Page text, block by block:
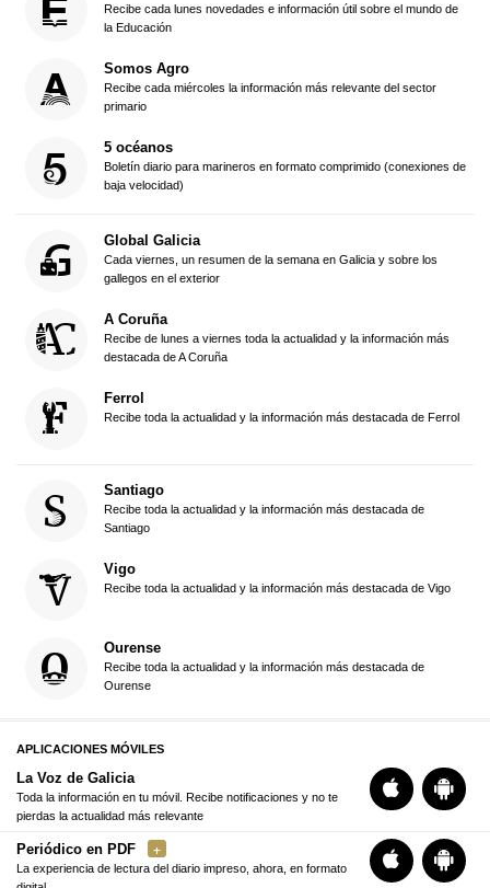
Recibe cada lunes novedades e información útil sobre el mundo de
la Educación
Somos Agro
Recibe cada miércoles la información más relevante del sector
primario
5 océanos
Boletín diario para marineros en formato comprimido (conexiones de
baja velocidad)
Global Galicia
Cada viernes, un resumen de la semana en Galicia y sobre los
gallegos en el exterior
A Coruña
Recibe de lunes a viernes toda la actualidad y la información más
destacada de A Coruña
Ferrol
Recibe toda la actualidad y la información más destacada de Ferrol
Santiago
Recibe toda la actualidad y la información más destacada de
Santiago
Vigo
Recibe toda la actualidad y la información más destacada de Vigo
Ourense
Recibe toda la actualidad y la información más destacada de
Ourense
APLICACIONES MÓVILES
La Voz de Galicia
Toda la información en tu móvil. Recibe notificaciones y no te
pierdas la actualidad más relevante
Periódico en PDF
La experiencia de lectura del diario impreso, ahora, en formato